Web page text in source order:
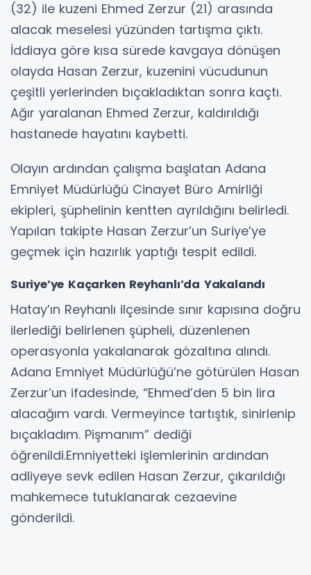
(32) ile kuzeni Ehmed Zerzur (21) arasında
alacak meselesi yüzünden tartışma çıktı.
İddiaya göre kısa sürede kavgaya dönüşen
olayda Hasan Zerzur, kuzenini vücudunun
çeşitli yerlerinden bıçakladıktan sonra kaçtı.
Ağır yaralanan Ehmed Zerzur, kaldırıldığı
hastanede hayatını kaybetti.
Olayın ardından çalışma başlatan Adana
Emniyet Müdürlüğü Cinayet Büro Amirliği
ekipleri, şüphelinin kentten ayrıldığını belirledi.
Yapılan takipte Hasan Zerzur’un Suriye’ye
geçmek için hazırlık yaptığı tespit edildi.
Suriye’ye Kaçarken Reyhanlı’da Yakalandı
Hatay’ın Reyhanlı ilçesinde sınır kapısına doğru
ilerlediği belirlenen şüpheli, düzenlenen
operasyonla yakalanarak gözaltına alındı.
Adana Emniyet Müdürlüğü’ne götürülen Hasan
Zerzur’un ifadesinde, “Ehmed’den 5 bin lira
alacağım vardı. Vermeyince tartıştık, sinirlenip
bıçakladım. Pişmanım” dediği
öğrenildi.Emniyetteki işlemlerinin ardından
adliyeye sevk edilen Hasan Zerzur, çıkarıldığı
mahkemece tutuklanarak cezaevine
gönderildi.